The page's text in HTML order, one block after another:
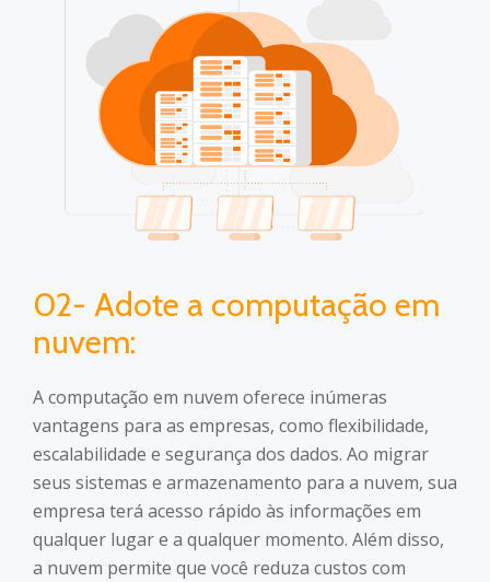
02- Adote a computação em
nuvem:
A computação em nuvem oferece inúmeras
vantagens para as empresas, como flexibilidade,
escalabilidade e segurança dos dados. Ao migrar
seus sistemas e armazenamento para a nuvem, sua
empresa terá acesso rápido às informações em
qualquer lugar e a qualquer momento. Além disso,
a nuvem permite que você reduza custos com